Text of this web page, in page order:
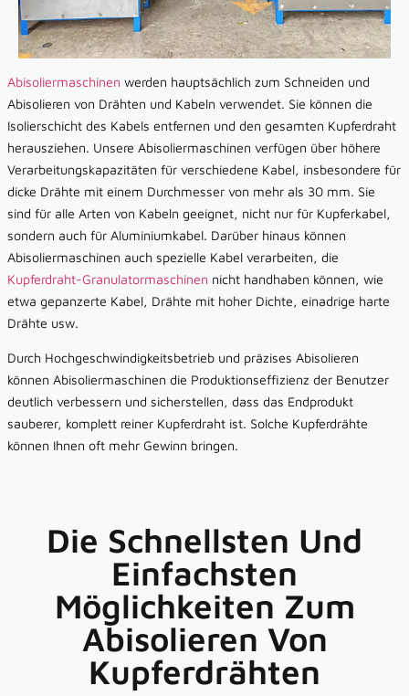
Abisoliermaschinen werden hauptsächlich zum Schneiden und
Abisolieren von Drähten und Kabeln verwendet. Sie können die
Isolierschicht des Kabels entfernen und den gesamten Kupferdraht
herausziehen. Unsere Abisoliermaschinen verfügen über höhere
Verarbeitungskapazitäten für verschiedene Kabel, insbesondere für
dicke Drähte mit einem Durchmesser von mehr als 30 mm. Sie
sind für alle Arten von Kabeln geeignet, nicht nur für Kupferkabel,
sondern auch für Aluminiumkabel. Darüber hinaus können
Abisoliermaschinen auch spezielle Kabel verarbeiten, die
Kupferdraht-Granulatormaschinen nicht handhaben können, wie
etwa gepanzerte Kabel, Drähte mit hoher Dichte, einadrige harte
Drähte usw.
Durch Hochgeschwindigkeitsbetrieb und präzises Abisolieren
können Abisoliermaschinen die Produktionseffizienz der Benutzer
deutlich verbessern und sicherstellen, dass das Endprodukt
sauberer, komplett reiner Kupferdraht ist. Solche Kupferdrähte
können Ihnen oft mehr Gewinn bringen.
Die Schnellsten Und
Einfachsten
Möglichkeiten Zum
Abisolieren Von
Kupferdrähten